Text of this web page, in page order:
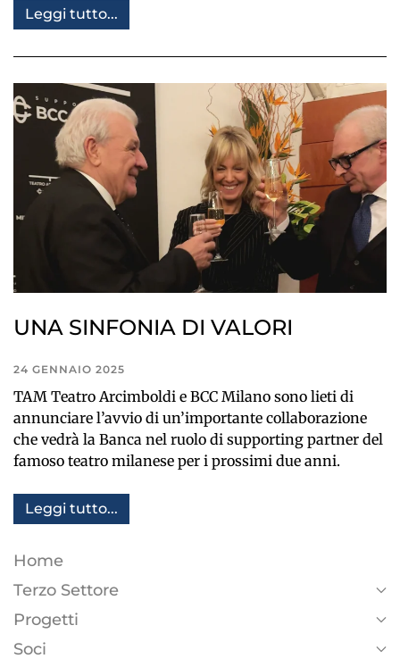
Leggi tutto...
UNA SINFONIA DI VALORI
24 GENNAIO 2025
TAM Teatro Arcimboldi e BCC Milano sono lieti di
annunciare l’avvio di un’importante collaborazione
che vedrà la Banca nel ruolo di supporting partner del
famoso teatro milanese per i prossimi due anni.
Leggi tutto...
Home
Terzo Settore
Progetti
Soci